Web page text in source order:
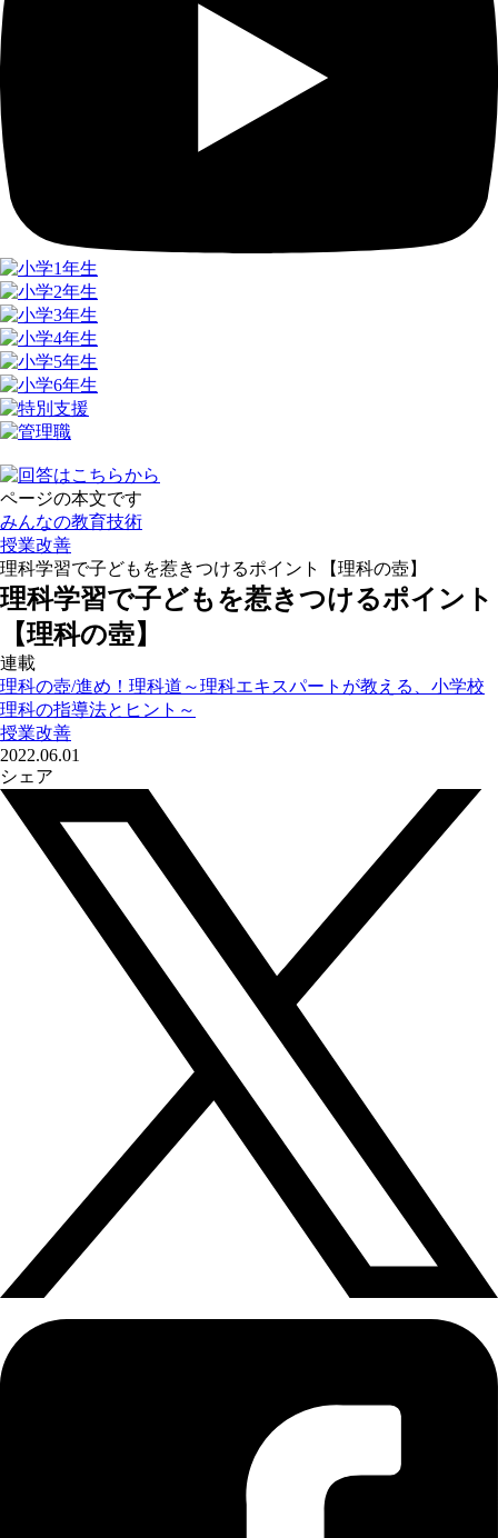
ページの本文です
みんなの教育技術
授業改善
理科学習で子どもを惹きつけるポイント【理科の壺】
理科学習で子どもを惹きつけるポイント
【理科の壺】
連載
理科の壺/進め！理科道～理科エキスパートが教える、小学校
理科の指導法とヒント～
授業改善
2022.06.01
シェア